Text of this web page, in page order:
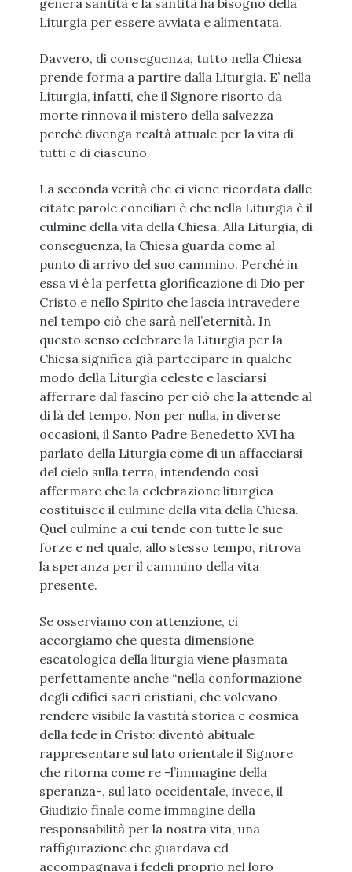
genera santità e la santità ha bisogno della
Liturgia per essere avviata e alimentata.
Davvero, di conseguenza, tutto nella Chiesa
prende forma a partire dalla Liturgia. E’ nella
Liturgia, infatti, che il Signore risorto da
morte rinnova il mistero della salvezza
perché divenga realtà attuale per la vita di
tutti e di ciascuno.
La seconda verità che ci viene ricordata dalle
citate parole conciliari è che nella Liturgia è il
culmine della vita della Chiesa. Alla Liturgia, di
conseguenza, la Chiesa guarda come al
punto di arrivo del suo cammino. Perché in
essa vi è la perfetta glorificazione di Dio per
Cristo e nello Spirito che lascia intravedere
nel tempo ciò che sarà nell’eternità. In
questo senso celebrare la Liturgia per la
Chiesa significa già partecipare in qualche
modo della Liturgia celeste e lasciarsi
afferrare dal fascino per ciò che la attende al
di là del tempo. Non per nulla, in diverse
occasioni, il Santo Padre Benedetto XVI ha
parlato della Liturgia come di un affacciarsi
del cielo sulla terra, intendendo così
affermare che la celebrazione liturgica
costituisce il culmine della vita della Chiesa.
Quel culmine a cui tende con tutte le sue
forze e nel quale, allo stesso tempo, ritrova
la speranza per il cammino della vita
presente.
Se osserviamo con attenzione, ci
accorgiamo che questa dimensione
escatologica della liturgia viene plasmata
perfettamente anche “nella conformazione
degli edifici sacri cristiani, che volevano
rendere visibile la vastità storica e cosmica
della fede in Cristo: diventò abituale
rappresentare sul lato orientale il Signore
che ritorna come re -l’immagine della
speranza-, sul lato occidentale, invece, il
Giudizio finale come immagine della
responsabilità per la nostra vita, una
raffigurazione che guardava ed
accompagnava i fedeli proprio nel loro